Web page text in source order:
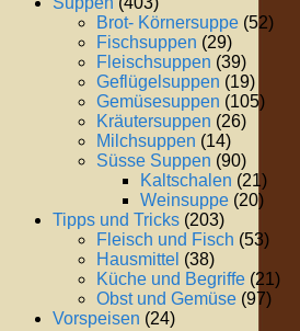
Brot- Körnersuppe (52)
Fischsuppen (29)
Fleischsuppen (39)
Geflügelsuppen (19)
Gemüsesuppen (105)
Kräutersuppen (26)
Milchsuppen (14)
Süsse Suppen (90)
Kaltschalen (21)
Weinsuppe (20)
Tipps und Tricks (203)
Fleisch und Fisch (53)
Hausmittel (38)
Küche und Begriffe (21)
Obst und Gemüse (97)
Vorspeisen (24)